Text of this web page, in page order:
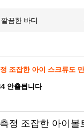
끔한 바디
조잡한 아이 스크류도
안출됩니다
정 조잡한 아이